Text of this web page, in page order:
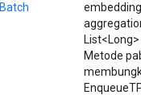
Metode